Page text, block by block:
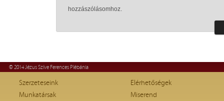
hozzászólásomhoz.
© 2014 Jézus Szíve Ferences Plébánia
Szerzeteseink
Munkatársak
Elérhetőségek
Miserend